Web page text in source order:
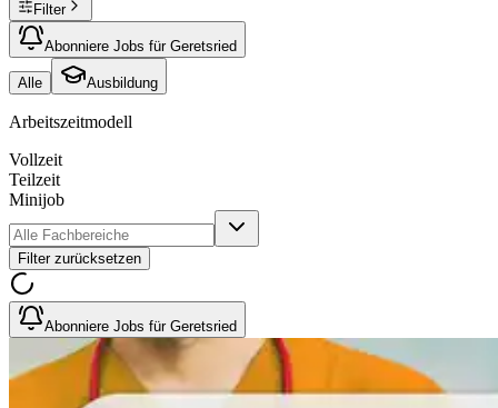
Filter
Abonniere Jobs für Geretsried
Alle Ausbildung
Arbeitszeitmodell
Vollzeit
Teilzeit
Minijob
Filter zurücksetzen
Abonniere Jobs für Geretsried